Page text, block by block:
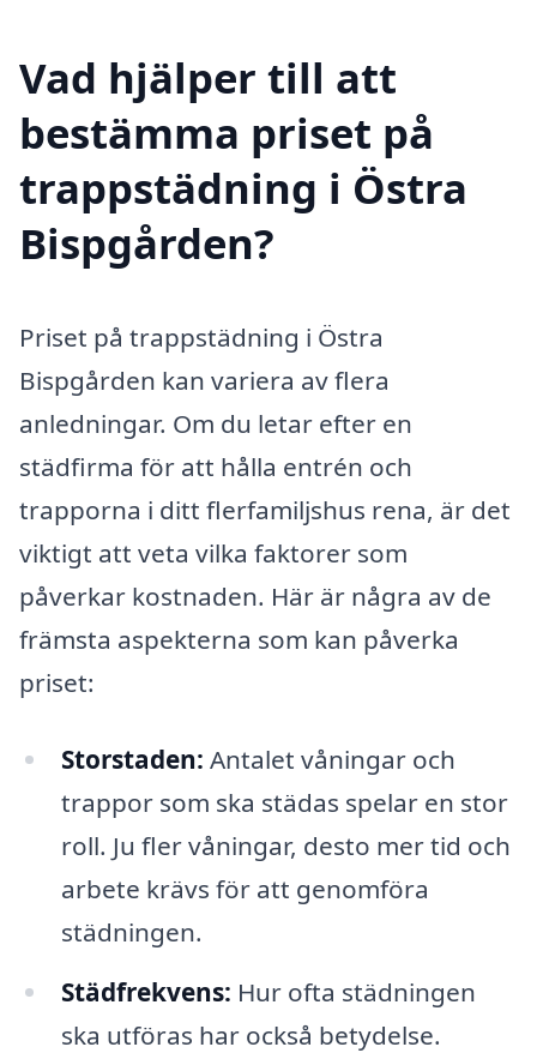
Vad hjälper till att
bestämma priset på
trappstädning i Östra
Bispgården?
Priset på trappstädning i Östra
Bispgården kan variera av flera
anledningar. Om du letar efter en
städfirma för att hålla entrén och
trapporna i ditt flerfamiljshus rena, är det
viktigt att veta vilka faktorer som
påverkar kostnaden. Här är några av de
främsta aspekterna som kan påverka
priset:
Storstaden: Antalet våningar och
trappor som ska städas spelar en stor
roll. Ju fler våningar, desto mer tid och
arbete krävs för att genomföra
städningen.
Städfrekvens: Hur ofta städningen
ska utföras har också betydelse.